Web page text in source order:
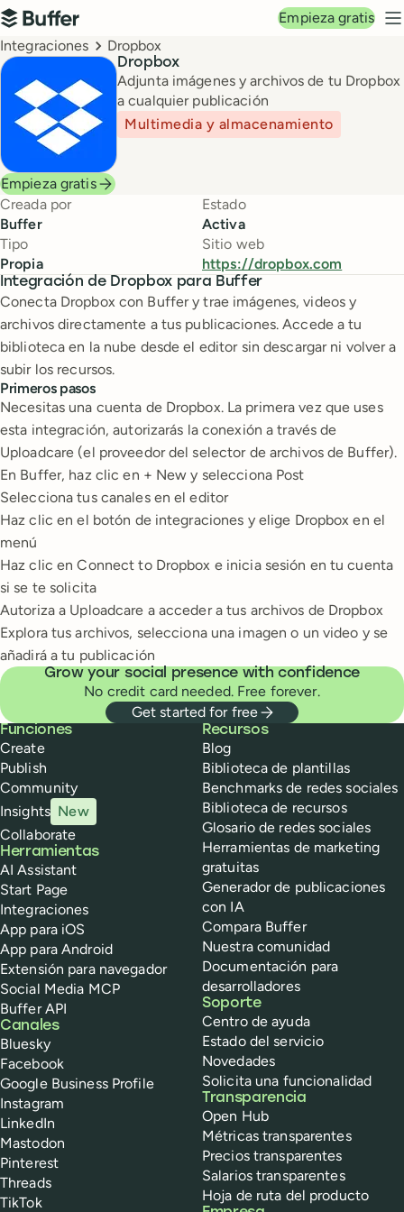
Navegación principal
Buffer
Empieza gratis
Breadcrumbs
Integraciones Dropbox
Dropbox
Adjunta imágenes y archivos de tu Dropbox
a cualquier publicación
Multimedia y almacenamiento
Empieza gratis
Creada por
Buffer
Estado
Activa
Tipo
Propia
Sitio web
https://dropbox.com
Integración de Dropbox para Buffer
Conecta Dropbox con Buffer y trae imágenes, videos y
archivos directamente a tus publicaciones. Accede a tu
biblioteca en la nube desde el editor sin descargar ni volver a
subir los recursos.
Primeros pasos
Necesitas una cuenta de Dropbox. La primera vez que uses
esta integración, autorizarás la conexión a través de
Uploadcare (el proveedor del selector de archivos de Buffer).
En Buffer, haz clic en + New y selecciona Post
Selecciona tus canales en el editor
Haz clic en el botón de integraciones y elige Dropbox en el
menú
Haz clic en Connect to Dropbox e inicia sesión en tu cuenta
si se te solicita
Autoriza a Uploadcare a acceder a tus archivos de Dropbox
Explora tus archivos, selecciona una imagen o un video y se
añadirá a tu publicación
Grow your social presence with confidence
No credit card needed. Free forever.
Get started for free
Buffer
Funciones
Create
Publish
Community
Insights New
Collaborate
Herramientas
AI Assistant
Start Page
Integraciones
App para iOS
App para Android
Extensión para navegador
Social Media MCP
Buffer API
Canales
Bluesky
Facebook
Google Business Profile
Instagram
LinkedIn
Mastodon
Pinterest
Threads
TikTok
Recursos
Blog
Biblioteca de plantillas
Benchmarks de redes sociales
Biblioteca de recursos
Glosario de redes sociales
Herramientas de marketing
gratuitas
Generador de publicaciones
con IA
Compara Buffer
Nuestra comunidad
Documentación para
desarrolladores
Soporte
Centro de ayuda
Estado del servicio
Novedades
Solicita una funcionalidad
Transparencia
Open Hub
Métricas transparentes
Precios transparentes
Salarios transparentes
Hoja de ruta del producto